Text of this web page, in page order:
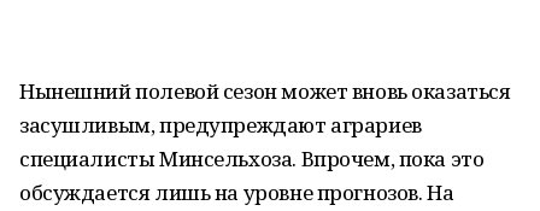
Нынешний полевой сезон может вновь оказаться
засушливым, предупреждают аграриев
специалисты Минсельхоза. Впрочем, пока это
обсуждается лишь на уровне прогнозов. На